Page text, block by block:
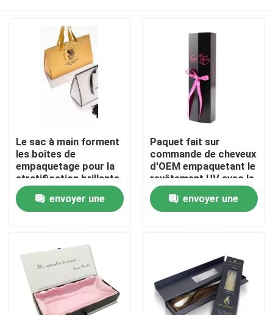
À la maison
Produits
Vidéos
À propos de nous
Visite de l'usine
Contrôle de la qualité
Le sac à main forment
les boîtes de
empaquetage pour la
stratification brillante
de luxe de perruques
envoyer une
Paquet fait sur
commande de cheveux
d'OEM empaquetant le
revêtement UV avec le
ruban
envoyer une